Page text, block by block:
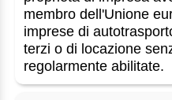
membro dell'Unione
imprese di
terzi o di locazione
regolarmente abilitate.